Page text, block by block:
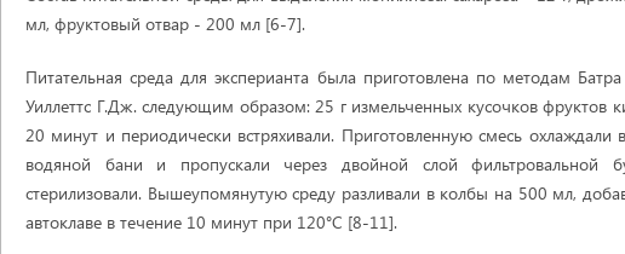
мл, фруктовый отвар - 200 мл [6-7].
Питательная среда для эксперианта была приготовлена по методам
Уиллеттс Г.Дж. следующим образом: 25 г измельченных кусочков фруктов
20 минут и периодически встряхивали. Приготовленную смесь охлаждали
водяной бани и пропускали через двойной слой фильтровальной
стерилизовали. Вышеупомянутую среду разливали в колбы на 500 мл,
автоклаве в течение 10 минут при 120°C [8-11].